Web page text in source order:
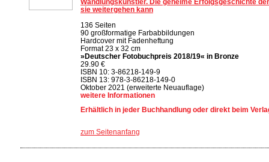
sie weitergehen kann
136 Seiten
90 großformatige Farbabbildungen
Hardcover mit Fadenheftung
Format 23 x 32 cm
»Deutscher Fotobuchpreis 2018/19« in Bronze
29.90 €
ISBN 10: 3-86218-149-9
ISBN 13: 978-3-86218-149-0
Oktober 2021 (erweiterte Neuauflage)
weitere Informationen
Erhältlich in jeder Buchhandlung oder direkt beim
zum Seitenanfang